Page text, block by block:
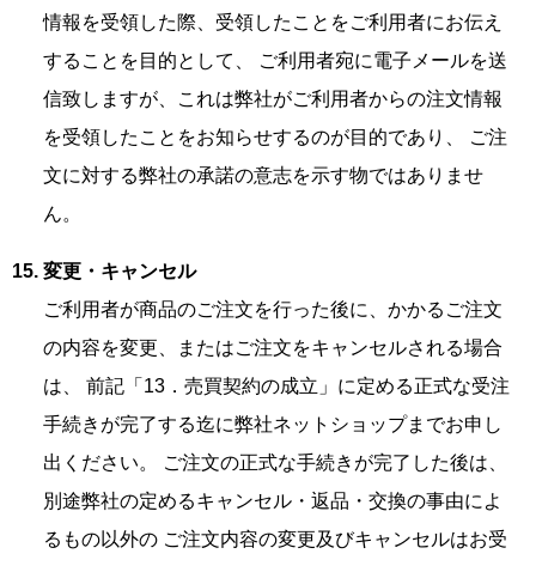
情報を受領した際、受領したことをご利用者にお伝え
することを目的として、 ご利用者宛に電子メールを送
信致しますが、これは弊社がご利用者からの注文情報
を受領したことをお知らせするのが目的であり、 ご注
文に対する弊社の承諾の意志を示す物ではありませ
ん。
変更・キャンセル
ご利用者が商品のご注文を行った後に、かかるご注文
の内容を変更、またはご注文をキャンセルされる場合
は、 前記「13．売買契約の成立」に定める正式な受注
手続きが完了する迄に弊社ネットショップまでお申し
出ください。 ご注文の正式な手続きが完了した後は、
別途弊社の定めるキャンセル・返品・交換の事由によ
るもの以外の ご注文内容の変更及びキャンセルはお受